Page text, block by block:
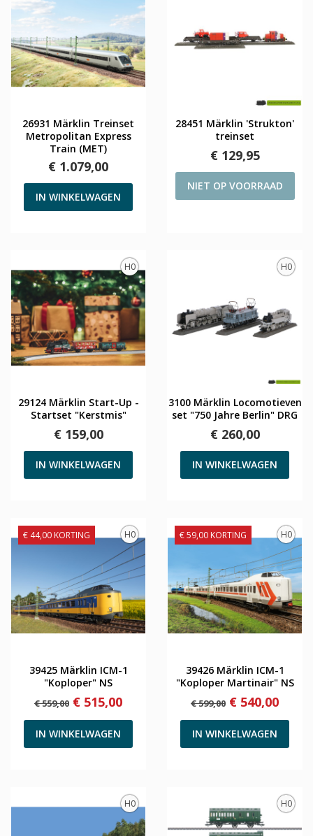
26931 Märklin Treinset
Metropolitan Express
Train (MET)
€ 1.079,00
IN WINKELWAGEN
28451 Märklin 'Strukton'
treinset
€ 129,95
NIET OP VOORRAAD
H0
29124 Märklin Start-Up -
Startset "Kerstmis"
€ 159,00
IN WINKELWAGEN
H0
3100 Märklin Locomotieven
set "750 Jahre Berlin" DRG
€ 260,00
IN WINKELWAGEN
H0
€ 44,00 KORTING
39425 Märklin ICM-1
"Koploper" NS
€ 559,00 € 515,00
IN WINKELWAGEN
H0
€ 59,00 KORTING
39426 Märklin ICM-1
"Koploper Martinair" NS
€ 599,00 € 540,00
IN WINKELWAGEN
H0 H0